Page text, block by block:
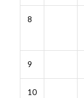
8
9
10